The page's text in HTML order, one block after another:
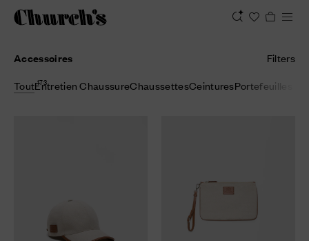
Accessoires
Filters
Tout 173
Entretien ChaussureChaussettesCeinturesPortefeuilles et